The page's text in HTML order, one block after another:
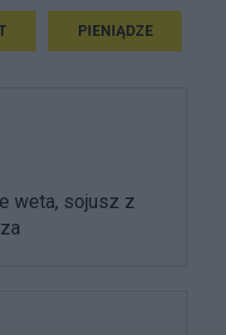
PIENIĄDZE
weta, sojusz z